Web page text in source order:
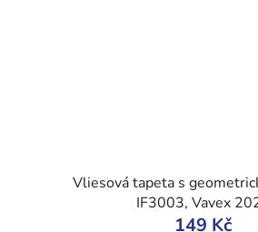
Vliesová tapeta s
IF3003, Vavex
149 Kč